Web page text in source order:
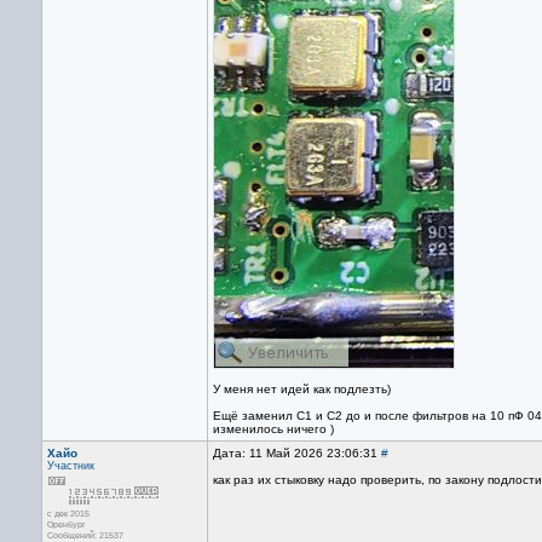
У меня нет идей как подлезть)
Ещё заменил С1 и С2 до и после фильтров на 10 пФ
изменилось ничего )
Хайо
Участник
с дек 2015
Оренбург
Сообщений: 21537
Дата: 11 Май 2026 23:06:31 #
как раз их стыковку надо проверить, по закону подлости